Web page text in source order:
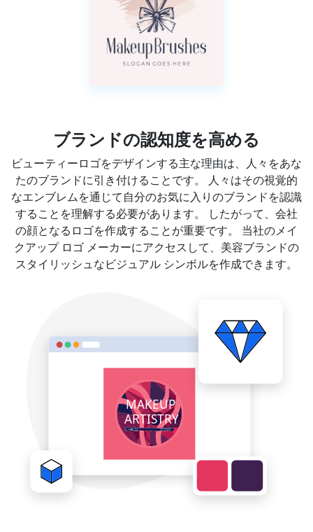
ブランドの認知度を高める
ビューティーロゴをデザインする主な理由は、人々をあな
たのブランドに引き付けることです。 人々はその視覚的
なエンブレムを通じて自分のお気に入りのブランドを認識
することを理解する必要があります。 したがって、会社
の顔となるロゴを作成することが重要です。 当社のメイ
クアップ ロゴ メーカーにアクセスして、美容ブランドの
スタイリッシュなビジュアル シンボルを作成できます。